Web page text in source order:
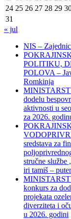
24 25 26 27 28 29
31
« jul
NIS –
POLITIKU,
POLOVA –
Romkinja
dodelu
aktivnosti u
za 2026.
sredstava za
stručne službe
iri tamiš ‒
konkurs za
projekata
diverziteta i
u 2026. godini